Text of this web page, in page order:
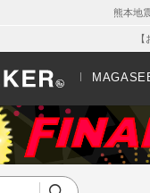
熊本地